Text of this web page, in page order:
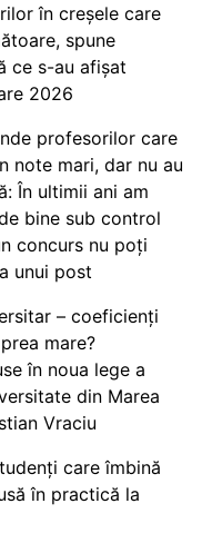
în creșele care
spune
ce s-au afișat
2026
profesorilor care
note mari, dar nu au
În ultimii ani am
bine sub control
concurs nu poți
unui post
– coeficienți
mare?
în noua lege a
din Marea
Vraciu
care îmbină
în practică la